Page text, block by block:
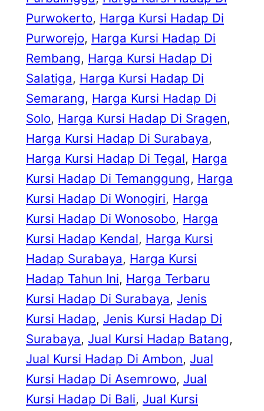
Purwokerto, Harga Kursi Hadap Di
Purworejo, Harga Kursi Hadap Di
Rembang, Harga Kursi Hadap Di
Salatiga, Harga Kursi Hadap Di
Semarang, Harga Kursi Hadap Di
Solo, Harga Kursi Hadap Di Sragen
Harga Kursi Hadap Di Surabaya
Harga Kursi Hadap Di Tegal, Harga
Kursi Hadap Di Temanggung, Harga
Kursi Hadap Di Wonogiri, Harga
Kursi Hadap Di Wonosobo, Harga
Kursi Hadap Kendal, Harga Kursi
Hadap Surabaya, Harga Kursi
Hadap Tahun Ini, Harga Terbaru
Kursi Hadap Di Surabaya, Jenis
Kursi Hadap, Jenis Kursi Hadap Di
Surabaya, Jual Kursi Hadap Batang
Jual Kursi Hadap Di Ambon, Jual
Kursi Hadap Di Asemrowo, Jual
Kursi Hadap Di Bali, Jual Kursi